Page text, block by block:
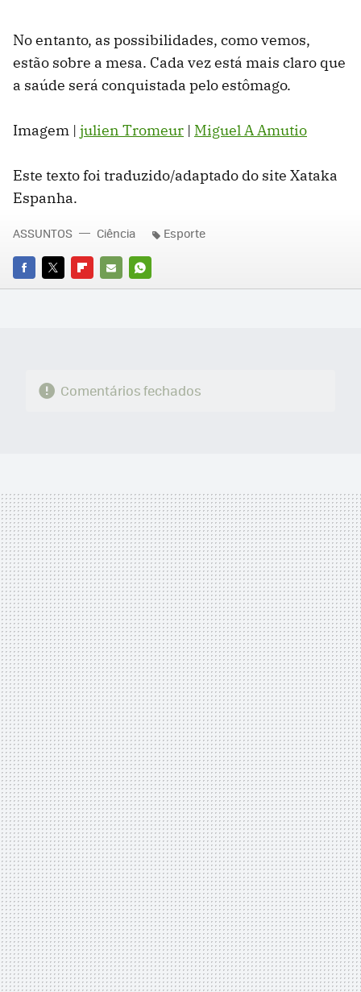
No entanto, as possibilidades, como vemos,
estão sobre a mesa. Cada vez está mais claro que
a saúde será conquistada pelo estômago.
Imagem | julien Tromeur | Miguel A Amutio
Este texto foi traduzido/adaptado do site Xataka
Espanha.
FACEBOOK
TWITTERFLIPBOARD
E-
WHATSAPP
ASSUNTOS Ciência Esporte
Comentários fechados